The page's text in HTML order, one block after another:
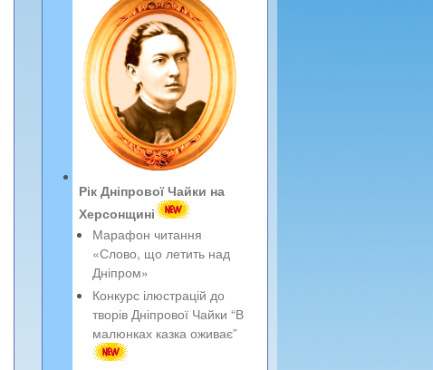
Рік Дніпрової Чайки на
Херсонщині
Марафон читання
«Слово, що летить над
Дніпром»
Конкурс ілюстрацій до
творів Дніпрової Чайки “В
малюнках казка оживає”